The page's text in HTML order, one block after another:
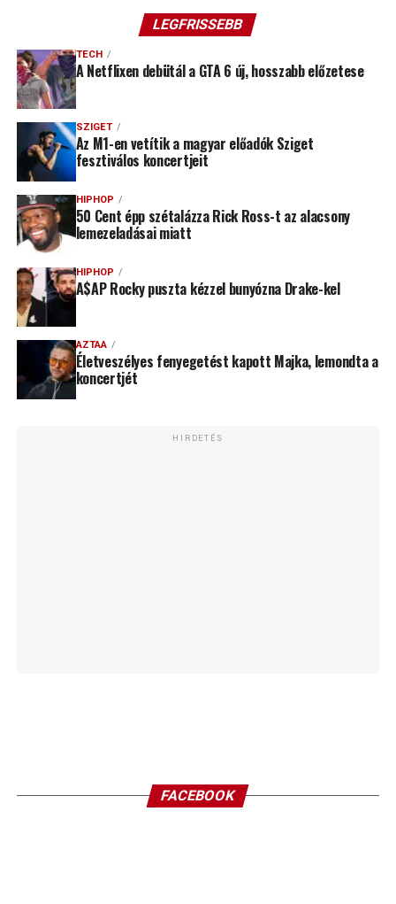
LEGFRISSEBB
TECH
A Netflixen debütál a GTA 6 új, hosszabb előzetese
SZIGET
Az M1-en vetítik a magyar előadók Sziget
fesztiválos koncertjeit
HIPHOP
50 Cent épp szétalázza Rick Ross-t az alacsony
lemezeladásai miatt
HIPHOP
A$AP Rocky puszta kézzel bunyózna Drake-kel
AZTAA
Életveszélyes fenyegetést kapott Majka, lemondta a
koncertjét
HIRDETÉS
FACEBOOK